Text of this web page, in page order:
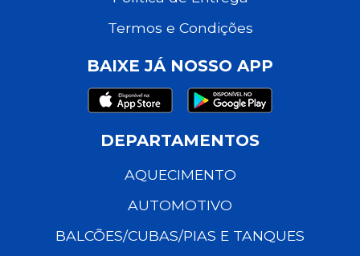
Termos e Condições
BAIXE JÁ NOSSO APP
DEPARTAMENTOS
AQUECIMENTO
AUTOMOTIVO
BALCÕES/CUBAS/PIAS E TANQUES